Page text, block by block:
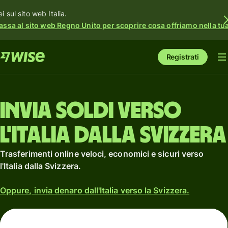
sul sito web Italia.
al sito web Regno Unito per scoprire cosa offriamo nella
Registrati
Invia soldi verso
l'Italia dalla Svizzera
Trasferimenti online veloci, economici e sicuri verso
l'Italia dalla Svizzera.
Oppure, invia denaro dall'Italia verso la Svizzera.